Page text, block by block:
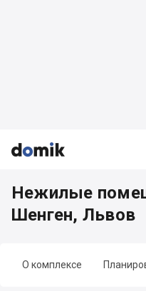



О комплексе
Нежилые
Шенген, Львов